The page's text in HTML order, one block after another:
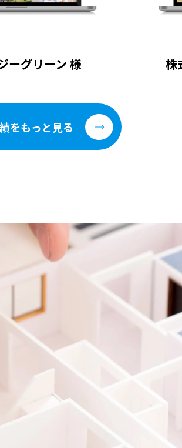
ーグリーン 様 株
をもっと見る